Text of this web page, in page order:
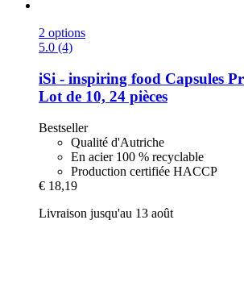
2 options
5.0 (4)
iSi - inspiring food Capsules
Lot de 10, 24 pièces
Bestseller
Qualité d'Autriche
En acier 100 % recyclable
Production certifiée HACCP
€ 18,19
Livraison jusqu'au 13 août